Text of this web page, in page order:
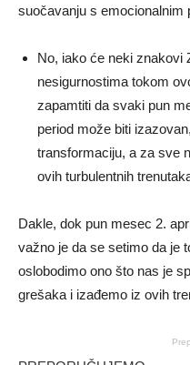
suočavanju s emocionalnim
No, iako će neki znakovi
nesigurnostima tokom
zapamtiti da svaki pun
period može biti
transformaciju, a za sve
ovih turbulentnih
Dakle, dok pun mesec 2.
važno je da se setimo da je
oslobodimo ono što nas je
grešaka i izađemo iz ovih